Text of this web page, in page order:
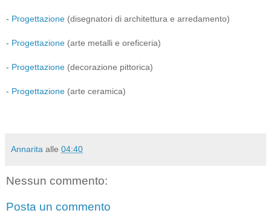
- Progettazione (disegnatori di architettura e arredamento)
- Progettazione (arte metalli e oreficeria)
- Progettazione (decorazione pittorica)
- Progettazione (arte ceramica)
Annarita alle 04:40
Nessun commento:
Posta un commento